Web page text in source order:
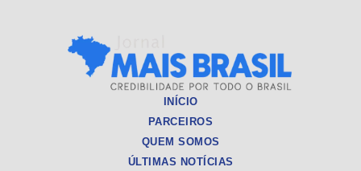
INÍCIO
PARCEIROS
QUEM SOMOS
ÚLTIMAS NOTÍCIAS